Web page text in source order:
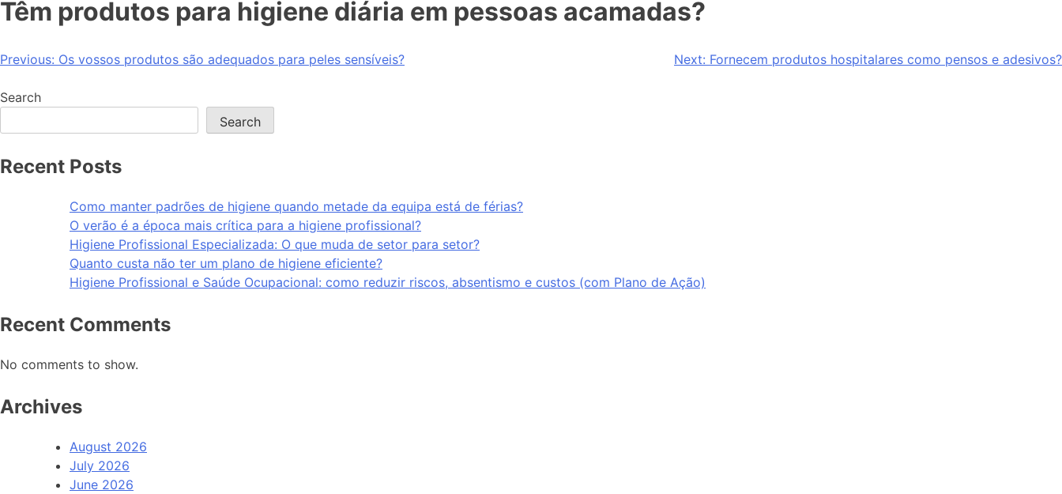
Têm produtos para higiene diária em pessoas acamadas?
Previous: Os vossos produtos são adequados para peles sensíveis? Next: Fornecem produtos hospitalares como pensos e adesivos?
Search
Search
Recent Posts
Como manter padrões de higiene quando metade da equipa está de férias?
O verão é a época mais crítica para a higiene profissional?
Higiene Profissional Especializada: O que muda de setor para setor?
Quanto custa não ter um plano de higiene eficiente?
Higiene Profissional e Saúde Ocupacional: como reduzir riscos, absentismo e custos (com Plano de Ação)
Recent Comments
No comments to show.
Archives
August 2026
July 2026
June 2026